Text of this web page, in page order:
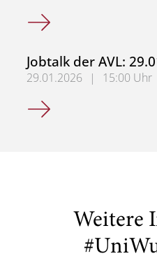
Studientag der AVL:
Jobtalk der AVL:
29.01.2026 |
15:00 Uhr
Jobtalk der AVL: 29.01.26
Weitere